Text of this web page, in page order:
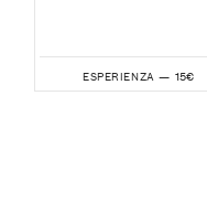
ESPERIENZA — 15€